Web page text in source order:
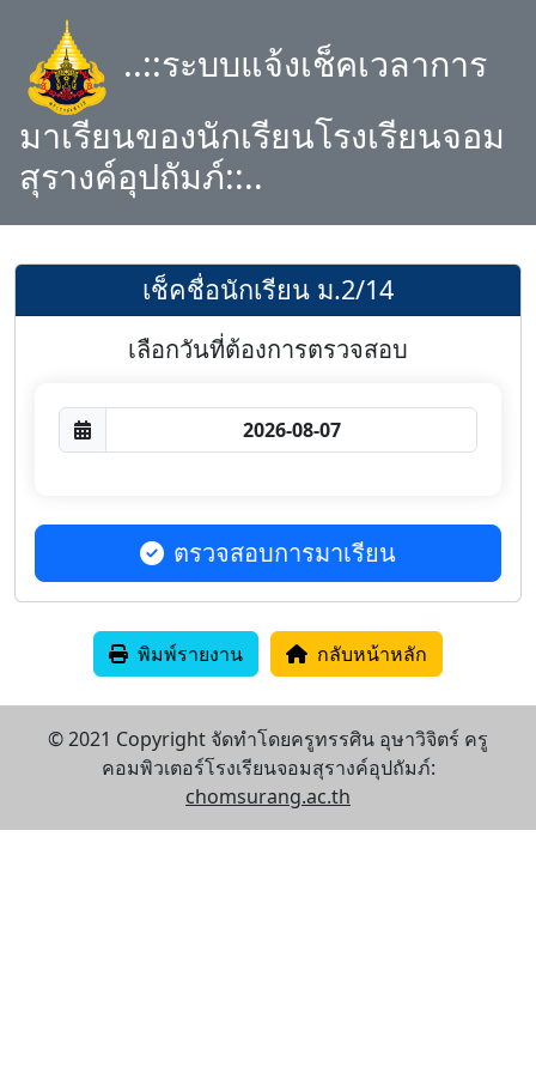
..::ระบบแจ้งเช็คเวลาการ
มาเรียนของนักเรียนโรงเรียนจอม
สุรางค์อุปถัมภ์::..
เช็คชื่อนักเรียน ม.2/14
เลือกวันที่ต้องการตรวจสอบ
ตรวจสอบการมาเรียน
พิมพ์รายงาน กลับหน้าหลัก
© 2021 Copyright จัดทำโดยครูทรรศิน อุษาวิจิตร์ ครู
คอมพิวเตอร์โรงเรียนจอมสุรางค์อุปถัมภ์:
chomsurang.ac.th